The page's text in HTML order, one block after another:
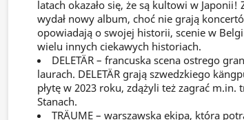
latach okazało się, że są kultowi w Japonii!
wydał nowy album, choć nie grają
opowiadają o swojej historii, scenie w
wielu innych ciekawych historiach.
DELETÄR – francuska scena ostrego
laurach. DELETÄR grają szwedzkiego
płytę w 2023 roku, zdążyli też zagrać m.in.
Stanach.
TRÄUME – warszawska ekipa, która